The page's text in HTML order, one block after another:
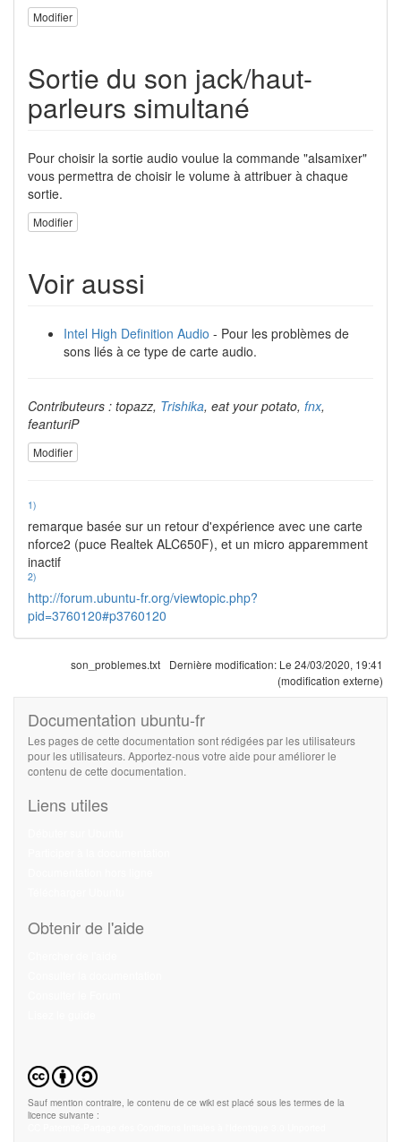
Modifier
Sortie du son jack/haut-
parleurs simultané
Pour choisir la sortie audio voulue la commande "alsamixer"
vous permettra de choisir le volume à attribuer à chaque
sortie.
Modifier
Voir aussi
Intel High Definition Audio - Pour les problèmes de
sons liés à ce type de carte audio.
Contributeurs : topazz, Trishika, eat your potato, fnx,
feanturiP
Modifier
1)
remarque basée sur un retour d'expérience avec une carte
nforce2 (puce Realtek ALC650F), et un micro apparemment
inactif
2)
http://forum.ubuntu-fr.org/viewtopic.php?
pid=3760120#p3760120
son_problemes.txt Dernière modification: Le 24/03/2020, 19:41
(modification externe)
Documentation ubuntu-fr
Les pages de cette documentation sont rédigées par les utilisateurs
pour les utilisateurs. Apportez-nous votre aide pour améliorer le
contenu de cette documentation.
Liens utiles
Obtenir de l'aide
Sauf mention contraire, le contenu de ce wiki est placé sous les termes de la
licence suivante :